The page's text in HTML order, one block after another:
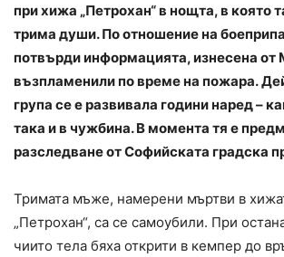
при хижа „Петрохан“ в нощта, в която
трима души. По отношение на
потвърди информацията, изнесена от
възпламенили по време на пожара.
група се е развивала години наред –
така и в чужбина. В момента тя е
разследване от Софийската градска
Тримата мъже, намерени мъртви в
„Петрохан“, са се самоубили. При
чиито тела бяха открити в кемпер до